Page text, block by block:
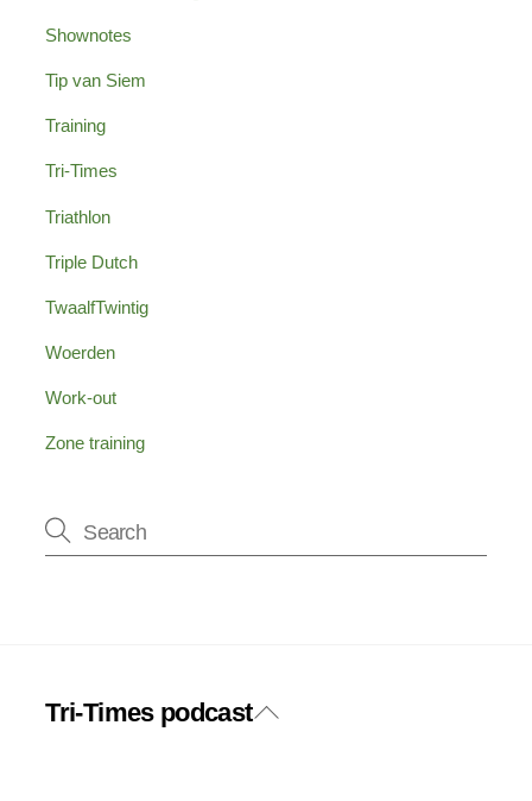
Shownotes
Tip van Siem
Training
Tri-Times
Triathlon
Triple Dutch
TwaalfTwintig
Woerden
Work-out
Zone training
Back
Tri-Times podcastTwitter